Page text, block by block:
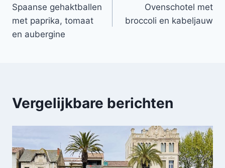
navigatie
Spaanse gehaktballen
met paprika, tomaat
en aubergine
Ovenschotel met
broccoli en kabeljauw
Vergelijkbare berichten